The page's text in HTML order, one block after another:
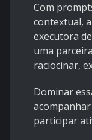
Com
contextual,
executora
uma
raciocinar,
Dominar
participar